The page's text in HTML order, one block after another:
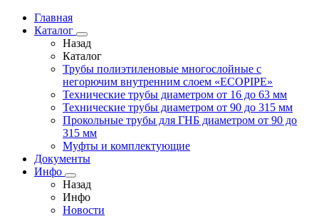
Главная
Каталог
Назад
Каталог
Трубы полиэтиленовые многослойные с
негорючим внутренним слоем «ECOPIPE»
Технические трубы диаметром от 16 до 63 мм
Технические трубы диаметром от 90 до 315 мм
Прокольные трубы для ГНБ диаметром от 90 до
315 мм
Муфты и комплектующие
Документы
Инфо
Назад
Инфо
Новости